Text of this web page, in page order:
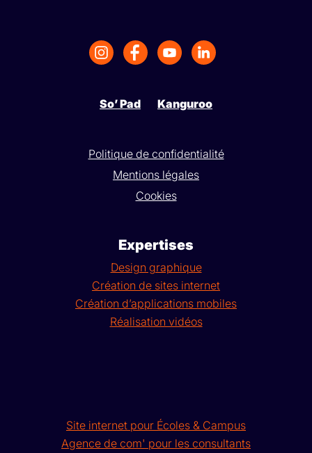
So’ Pad Kanguroo
Politique de confidentialité
Mentions légales
Cookies
Expertises
Design graphique
Création de sites internet
Création d’applications mobiles
Réalisation vidéos
Site internet pour Écoles & Campus
Agence de com' pour les consultants